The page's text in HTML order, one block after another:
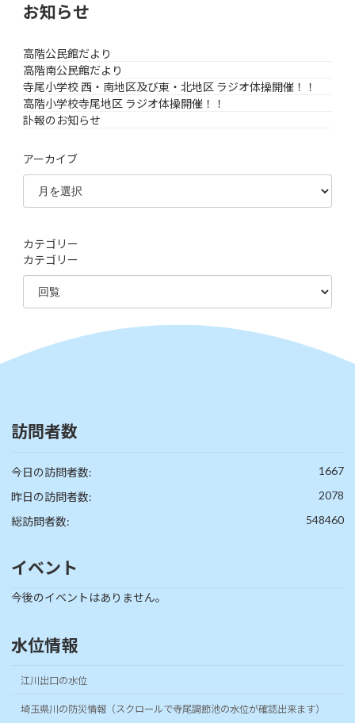
お知らせ
高階公民館だより
高階南公民館だより
寺尾小学校 西・南地区及び東・北地区 ラジオ体操開催！！
高階小学校寺尾地区 ラジオ体操開催！！
訃報のお知らせ
アーカイブ
カテゴリー
カテゴリー
訪問者数
1667
今日の訪問者数:
2078
昨日の訪問者数:
548460
総訪問者数:
イベント
今後のイベントはありません。
水位情報
江川出口の水位
埼玉県川の防災情報（スクロールで寺尾調節池の水位が確認出来ます）